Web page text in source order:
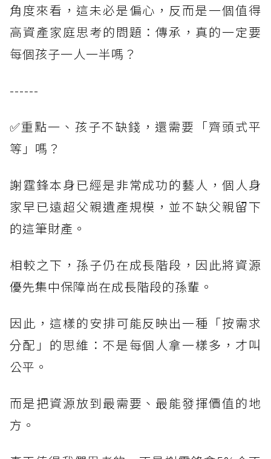
角度來看，這未必是偏心，反而是一個值得
高資產家庭思考的問題：傳承，真的一定要
每個孩子一人一半嗎？
------
✅重點一、孩子不缺錢，還需要「齊頭式平
等」嗎？
謝霆鋒本身已經是非常成功的藝人，個人身
家早已遠超父親遺產規模，並不缺父親留下
的這筆財產。
相較之下，孫子仍在成長階段，因此將資源
優先集中保障尚在成長階段的孫輩。
因此，這樣的安排可能反映出一種「按需求
分配」的思維：不是每個人拿一樣多，才叫
公平。
而是把資源放到最需要、最能發揮價值的地
方。